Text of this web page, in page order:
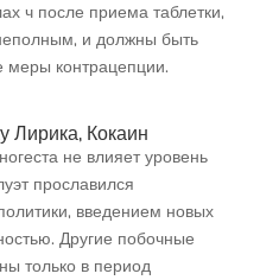
ч после приема таблетки,
и должны быть
меры контрацепции.
Лирика, Кокаин
не влияет уровень
прославился
введением новых
Другие побочные
только в период